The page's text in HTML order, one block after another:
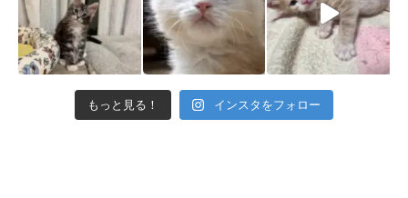
もっと見る！ インスタをフォロー